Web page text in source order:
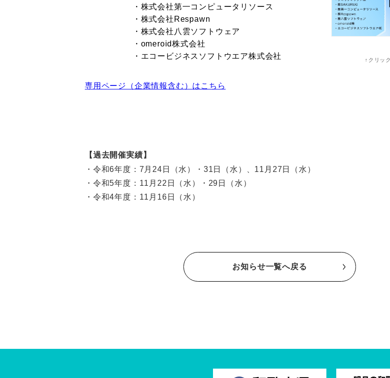
・株式会社第一コンピュータリソース
・株式会社Respawn
・株式会社八雲ソフトウェア
・omeroid株式会社
・エコービジネスソフトウエア株式会社
↑クリッ
専用ページ（企業情報含む）はこちら
【過去開催実績】
・令和6年度：7月24日（水）・31日（水）、11月27日（水）
・令和5年度：11月22日（水）・29日（水）
・令和4年度：11月16日（水）
お知らせ一覧へ戻る